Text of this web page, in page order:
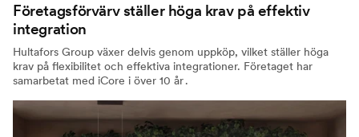
Företagsförvärv ställer höga krav på effektiv
integration
Hultafors Group växer delvis genom uppköp, vilket ställer höga
krav på flexibilitet och effektiva integrationer. Företaget har
samarbetat med iCore i över 10 år .